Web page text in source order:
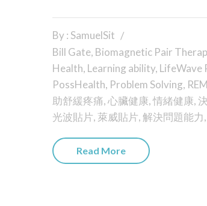
By : SamuelSit
Bill Gate, Biomagnetic Pair
Health, Learning ability, LifeWave
PossHealth, Problem Solving, REM
助舒緩疼痛,心臟健康,情緒健康,
光波貼片,萊威貼片,解決問題能力,
Read More